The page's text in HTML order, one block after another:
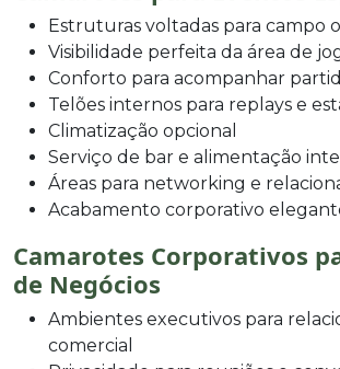
Estruturas voltadas para campo
Visibilidade perfeita da área de
Conforto para acompanhar
Telões internos para replays e
Climatização opcional
Serviço de bar e alimentação
Áreas para networking e
Acabamento corporativo
Camarotes Corporativos
de Negócios
Ambientes executivos para
comercial